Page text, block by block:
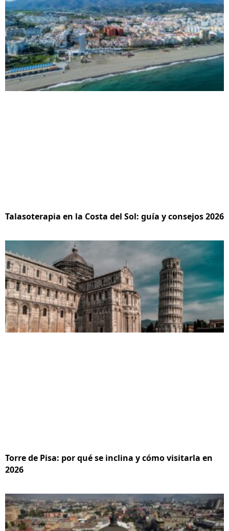
Talasoterapia en la Costa del Sol: guía y consejos 2026
Torre de Pisa: por qué se inclina y cómo visitarla en
2026